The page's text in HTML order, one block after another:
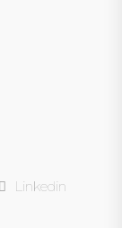
Linkedin